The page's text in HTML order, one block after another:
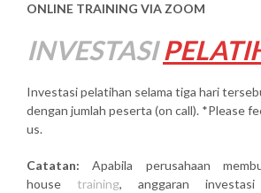
ONLINE TRAINING VIA ZOOM
INVESTASI
Investasi pelatihan selama tiga hari
dengan jumlah peserta (on call). *Please
us.
Catatan: Apabila perusahaan
house training, anggaran